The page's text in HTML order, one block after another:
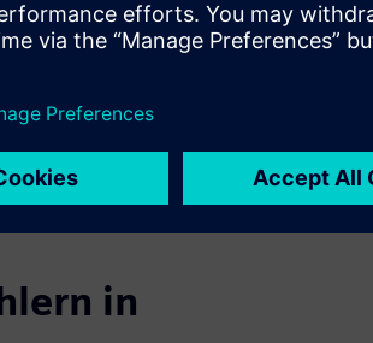
trainieren, um
Ausbeute beim
in